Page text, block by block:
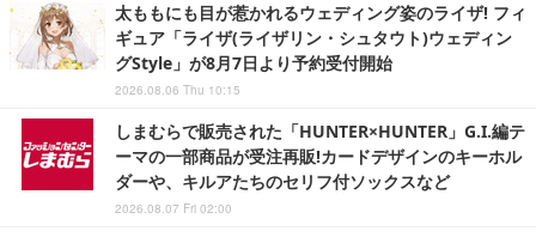
太ももにも目が惹かれるウェディング姿のライザ! フィ
ギュア「ライザ(ライザリン・シュタウト)ウェディン
グStyle」が8月7日より予約受付開始
2026.08.06 Thu 10:15
しまむらで販売された「HUNTER×HUNTER」G.I.編テ
ーマの一部商品が受注再販!カードデザインのキーホル
ダーや、キルアたちのセリフ付ソックスなど
2026.08.07 Fri 02:00